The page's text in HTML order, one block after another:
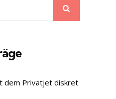
dem Privatjet diskret